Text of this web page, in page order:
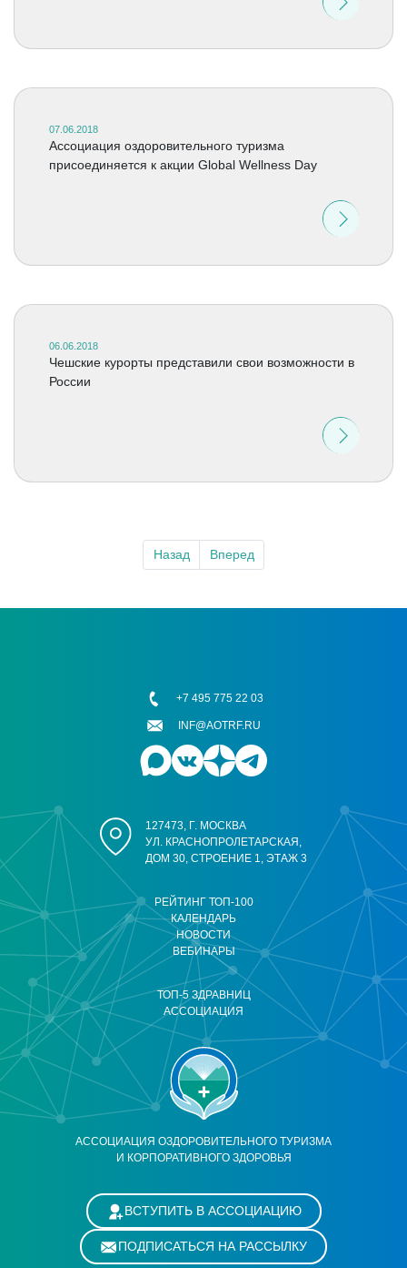
07.06.2018
Ассоциация оздоровительного туризма
присоединяется к акции Global Wellness Day
06.06.2018
Чешские курорты представили свои возможности в
России
Назад Вперед
АССОЦИАЦИЯ ОЗДОРОВИТЕЛЬНОГО ТУРИЗМА
И КОРПОРАТИВНОГО ЗДОРОВЬЯ
РЕЙТИНГ ТОП-100
КАЛЕНДАРЬ
НОВОСТИ
ВЕБИНАРЫ
ТОП-5 ЗДРАВНИЦ
АССОЦИАЦИЯ
127473, Г. МОСКВА
УЛ. КРАСНОПРОЛЕТАРСКАЯ,
ДОМ 30, СТРОЕНИЕ 1, ЭТАЖ 3
+7 495 775 22 03
INF@AOTRF.RU
ВСТУПИТЬ В АССОЦИАЦИЮ
ПОДПИСАТЬСЯ НА РАССЫЛКУ